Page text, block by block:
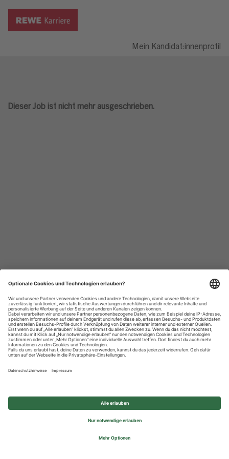
Mein Kandidat:innenprofil
Dieser Job ist nicht mehr ausgeschrieben.
Datenschutzhinweise
Impressum
Privatsphäre-Einstellungen
© 2026 REWE Group - All rights reserved